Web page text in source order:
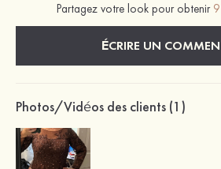
Partagez votre look pour obtenir
ÉCRIRE UN
Photos/Vidéos des clients (1)